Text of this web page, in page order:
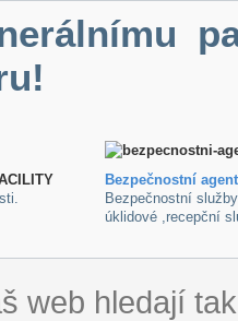
Bezpečnostní
Bezpečnostní
úklidové ,recepční
web hledají